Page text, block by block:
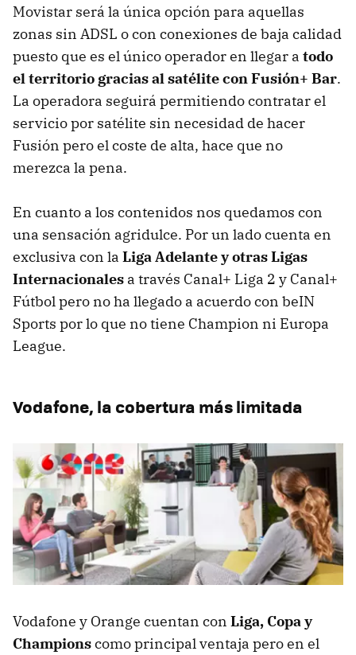
Movistar será la única opción para aquellas
zonas sin ADSL o con conexiones de baja calidad
puesto que es el único operador en llegar a todo
el territorio gracias al satélite con Fusión+ Bar.
La operadora seguirá permitiendo contratar el
servicio por satélite sin necesidad de hacer
Fusión pero el coste de alta, hace que no
merezca la pena.
En cuanto a los contenidos nos quedamos con
una sensación agridulce. Por un lado cuenta en
exclusiva con la Liga Adelante y otras Ligas
Internacionales a través Canal+ Liga 2 y Canal+
Fútbol pero no ha llegado a acuerdo con beIN
Sports por lo que no tiene Champion ni Europa
League.
Vodafone, la cobertura más limitada
Vodafone y Orange cuentan con Liga, Copa y
Championscomo principal ventaja pero en el